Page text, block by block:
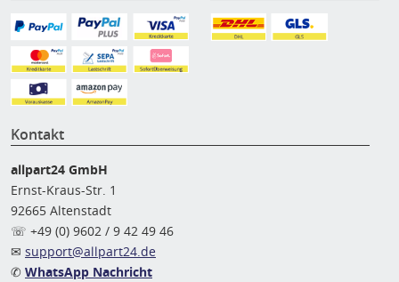
Kontakt
allpart24 GmbH
Ernst-Kraus-Str. 1
92665 Altenstadt
☏ +49 (0) 9602 / 9 42 49 46
✉ support@allpart24.de
✆ WhatsApp Nachricht